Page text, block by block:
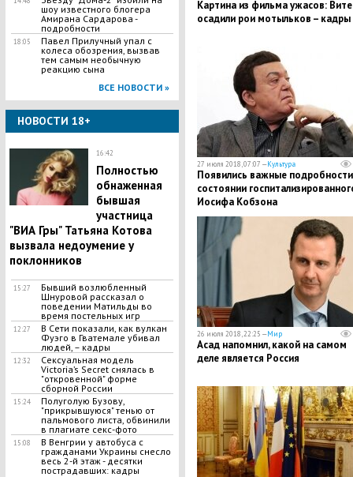
шоу известного блогера
Амирана Сардарова -
подробности
18:05
​Павел Прилучный упал с
колеса обозрения, вызвав
тем самым необычную
реакцию сына
ВСЕ НОВОСТИ »
НОВОСТИ 18+
16:42
Полностью
обнаженная
бывшая
участница
"ВИА Гры" Татьяна Котова
вызвала недоумение у
поклонников
15:27
Бывший возлюбленный
Шнуровой рассказал о
поведении Матильды во
время постельных игр
12:27
В Сети показали, как вулкан
Фуэго в Гватемале убивал
людей, – кадры
12:32
Сексуальная модель
Victoria’s Secret снялась в
"откровенной" форме
сборной России
15:24
Полуголую Бузову,
"прикрывшуюся" тенью от
пальмового листа, обвинили
в плагиате секс-фото
15:08
В Венгрии у автобуса с
гражданами Украины снесло
весь 2-й этаж - десятки
пострадавших: кадры
Картина из фильма ужасов:
осадили рои мотыльков – кадры
27 июля 2018, 07:07 —Культура
Появились важные
состоянии
Иосифа Кобзона
26 июля 2018, 22:25 —Мир
Асад напомнил, какой на самом
деле является Россия